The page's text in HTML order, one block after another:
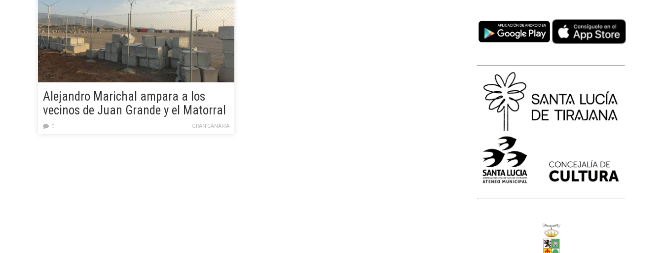
Alejandro Marichal ampara a los
vecinos de Juan Grande y el Matorral
de obras ilegales
GRAN CANARIA
0